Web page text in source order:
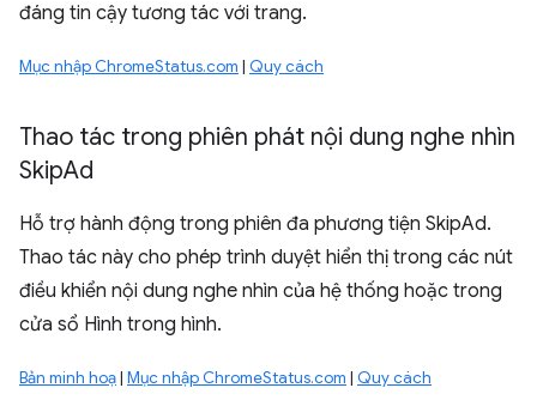
đáng tin cậy tương tác với trang.
Mục nhập ChromeStatus.com | Quy cách
Thao tác trong phiên phát nội dung nghe nhìn
SkipAd
Hỗ trợ hành động trong phiên đa phương tiện SkipAd.
Thao tác này cho phép trình duyệt hiển thị trong các nút
điều khiển nội dung nghe nhìn của hệ thống hoặc trong
cửa sổ Hình trong hình.
Bản minh hoạ| Mục nhập ChromeStatus.com | Quy cách